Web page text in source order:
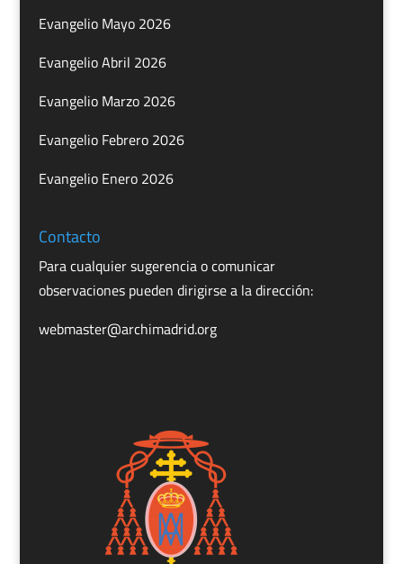
Evangelio Mayo 2026
Evangelio Abril 2026
Evangelio Marzo 2026
Evangelio Febrero 2026
Evangelio Enero 2026
Contacto
Para cualquier sugerencia o comunicar
observaciones pueden dirigirse a la dirección:
webmaster@archimadrid.org